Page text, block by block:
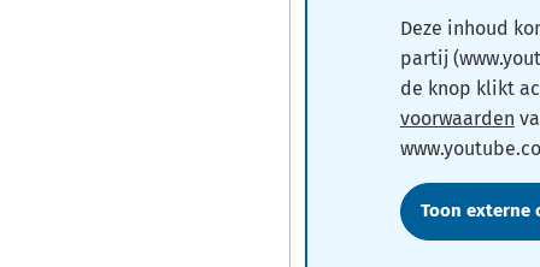
Deze inhoud
partij
de knop klikt
voorwaarden
Toon externe